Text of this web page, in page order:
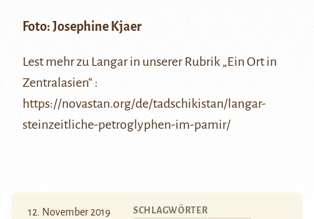
Foto: Josephine Kjaer
Lest mehr zu Langar in unserer Rubrik „Ein Ort in
Zentralasien“ :
https://novastan.org/de/tadschikistan/langar-
steinzeitliche-petroglyphen-im-pamir/
12. November 2019 SCHLAGWÖRTER